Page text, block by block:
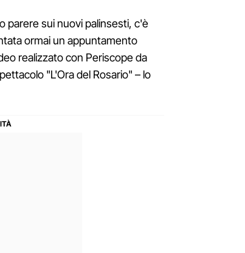
parere sui nuovi palinsesti, c'è
ormai un appuntamento
realizzato con Periscope da
"L'Ora del Rosario" – lo